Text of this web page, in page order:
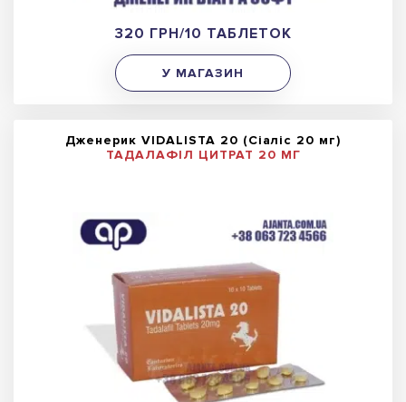
320 ГРН/10 ТАБЛЕТОК
У МАГАЗИН
Дженерик VIDALISTA 20 (Сіаліс 20 мг)
ТАДАЛАФІЛ ЦИТРАТ 20 МГ